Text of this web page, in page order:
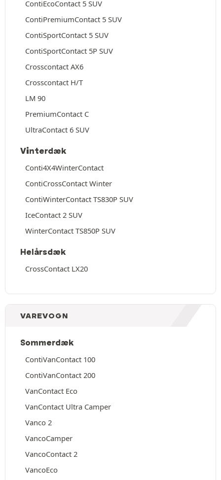
ContiEcoContact 5 SUV
ContiPremiumContact 5 SUV
ContiSportContact 5 SUV
ContiSportContact 5P SUV
Crosscontact AX6
Crosscontact H/T
LM 90
PremiumContact C
UltraContact 6 SUV
Vinterdæk
Conti4X4WinterContact
ContiCrossContact Winter
ContiWinterContact TS830P SUV
IceContact 2 SUV
WinterContact TS850P SUV
Helårsdæk
CrossContact LX20
VAREVOGN
Sommerdæk
ContiVanContact 100
ContiVanContact 200
VanContact Eco
VanContact Ultra Camper
Vanco 2
VancoCamper
VancoContact 2
VancoEco